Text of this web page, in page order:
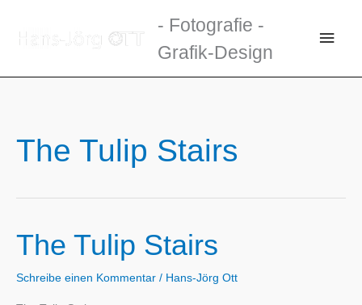
Inhalt
- Fotografie -
Grafik-Design
The Tulip Stairs
The Tulip Stairs
Schreibe einen Kommentar / Hans-Jörg Ott